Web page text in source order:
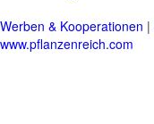
Werben & Kooperationen |
www.pflanzenreich.com